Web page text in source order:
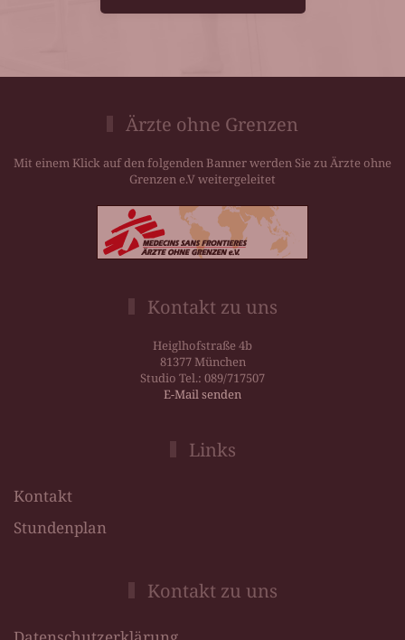
Ärzte ohne Grenzen
Mit einem Klick auf den folgenden Banner werden Sie zu Ärzte ohne
Grenzen e.V weitergeleitet
Kontakt zu uns
Heiglhofstraße 4b
81377 München
Studio Tel.: 089/717507
E-Mail senden
Links
Kontakt
Stundenplan
Kontakt zu uns